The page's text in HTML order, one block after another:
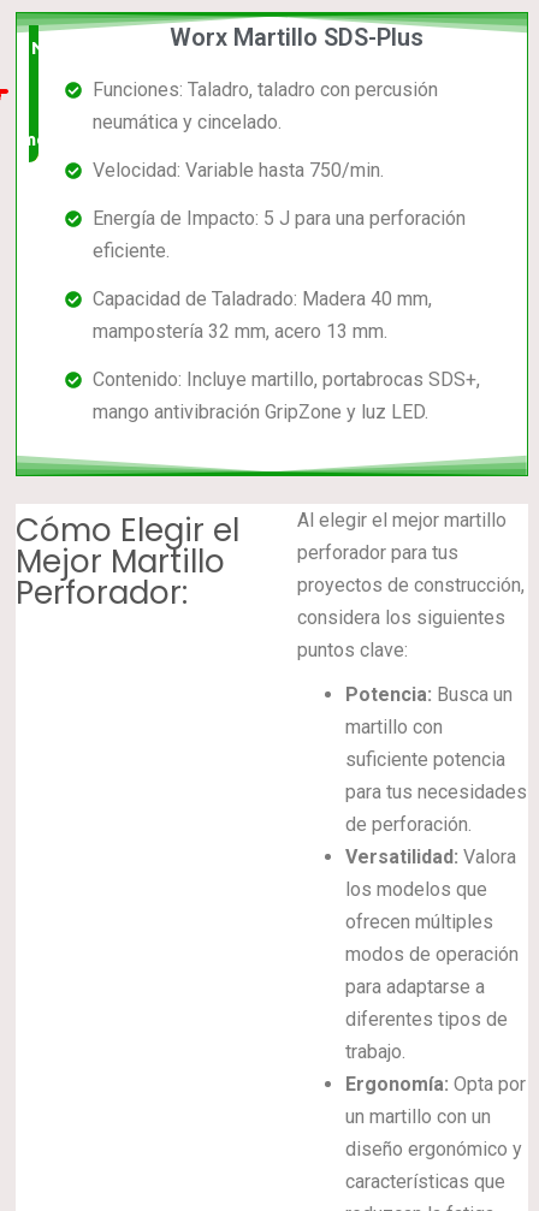
Nuevo
en el
mercado
Worx Martillo SDS-Plus
Funciones: Taladro, taladro con percusión
neumática y cincelado.
Velocidad: Variable hasta 750/min.
Energía de Impacto: 5 J para una perforación
eficiente.
Capacidad de Taladrado: Madera 40 mm,
mampostería 32 mm, acero 13 mm.
Contenido: Incluye martillo, portabrocas SDS+,
mango antivibración GripZone y luz LED.
Cómo Elegir el
Mejor Martillo
Perforador:
Al elegir el mejor martillo
perforador para tus
proyectos de construcción,
considera los siguientes
puntos clave:
Potencia: Busca un
martillo con
suficiente potencia
para tus necesidades
de perforación.
Versatilidad: Valora
los modelos que
ofrecen múltiples
modos de operación
para adaptarse a
diferentes tipos de
trabajo.
Ergonomía: Opta por
un martillo con un
diseño ergonómico y
características que